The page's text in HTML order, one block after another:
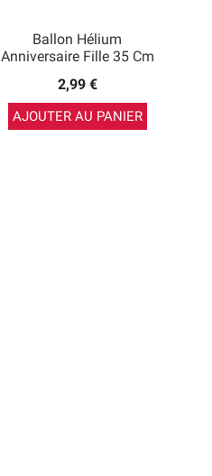
Ballon Hélium
Anniversaire Fille 35 Cm
2,99 €
AJOUTER AU PANIER